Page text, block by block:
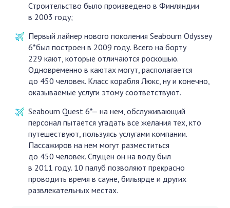
Строительство было произведено в Финляндии
в 2003 году;
Первый лайнер нового поколения Seabourn Odyssey
6*был построен в 2009 году. Всего на борту
229 кают, которые отличаются роскошью.
Одновременно в каютах могут, располагается
до 450 человек. Класс корабля Люкс, ну и конечно,
оказываемые услуги этому соответствуют.
Seabourn Quest 6*— на нем, обслуживающий
персонал пытается угадать все желания тех, кто
путешествуют, пользуясь услугами компании.
Пассажиров на нем могут разместиться
до 450 человек. Спущен он на воду был
в 2011 году. 10 палуб позволяют прекрасно
проводить время в сауне, бильярде и других
развлекательных местах.